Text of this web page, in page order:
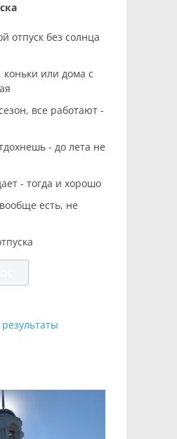
отпуск без солнца
или дома с
все работают -
- до лета не
- тогда и хорошо
есть, не